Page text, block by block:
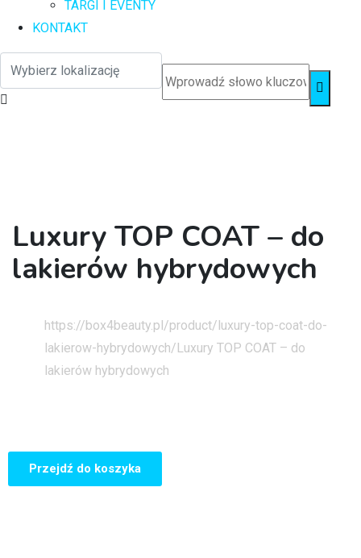
TARGI I EVENTY
KONTAKT
Luxury TOP COAT – do
lakierów hybrydowych
https://box4beauty.pl/product/luxury-top-coat-do-
lakierow-hybrydowych/Luxury TOP COAT – do
lakierów hybrydowych
Przejdź do koszyka